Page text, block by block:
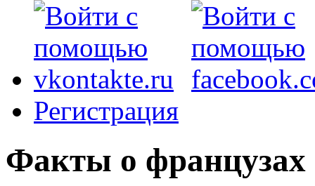
Регистрация
Факты о французах